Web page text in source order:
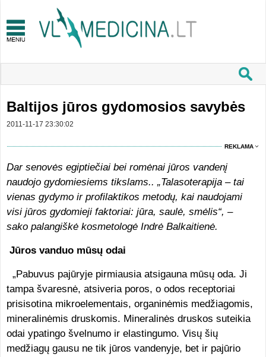
Baltijos jūros gydomosios savybės
2011-11-17 23:30:02
REKLAMA
Dar senovės egiptiečiai bei romėnai jūros vandenį
naudojo gydomiesiems tikslams.. „Talasoterapija – tai
vienas gydymo ir profilaktikos metodų, kai naudojami
visi jūros gydomieji faktoriai: jūra, saulė, smėlis“, –
sako palangiškė kosmetologė Indrė Balkaitienė.
Jūros vanduo mūsų odai
„Pabuvus pajūryje pirmiausia atsigauna mūsų oda. Ji
tampa švaresnė, atsiveria poros, o odos receptoriai
prisisotina mikroelementais, organinėmis medžiagomis,
mineralinėmis druskomis. Mineralinės druskos suteikia
odai ypatingo švelnumo ir elastingumo. Visų šių
medžiagų gausu ne tik jūros vandenyje, bet ir pajūrio